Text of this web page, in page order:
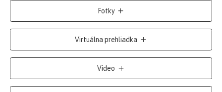
Fotky
Virtuálna prehliadka
Video